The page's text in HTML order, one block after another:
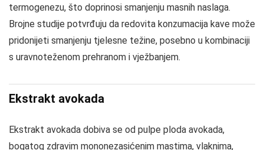
termogenezu, što doprinosi smanjenju masnih naslaga.
Brojne studije potvrđuju da redovita konzumacija kave može
pridonijeti smanjenju tjelesne težine, posebno u kombinaciji
s uravnoteženom prehranom i vježbanjem.
Ekstrakt avokada
Ekstrakt avokada dobiva se od pulpe ploda avokada,
bogatog zdravim mononezasićenim mastima, vlaknima,